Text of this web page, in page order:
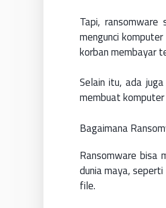
Tapi,
mengunci
korban membayar
Selain itu, ada
membuat
Bagaimana
Ransomware bisa
dunia maya, seperti
file.